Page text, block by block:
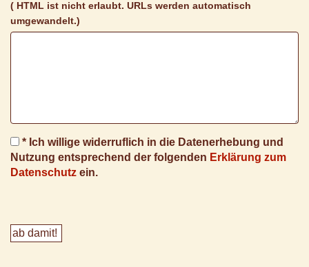
( HTML ist nicht erlaubt. URLs werden automatisch
umgewandelt.)
* Ich willige widerruflich in die Datenerhebung und
Nutzung entsprechend der folgenden Erklärung zum
Datenschutz ein.